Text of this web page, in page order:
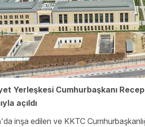
Yerleşkesi Cumhurbaşkanı
açıldı
inşa edilen ve KKTC